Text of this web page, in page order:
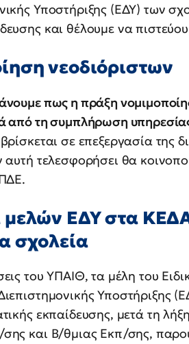
Υποστήριξης (ΕΔΥ) των
και θέλουμε να
νεοδιόριστων
πως η πράξη
από τη συμπλήρωση
σε επεξεργασία της
αυτή τελεσφορήσει θα
ΕΔΥ στα
σχολεία
του ΥΠΑΙΘ, τα μέλη του
Υποστήριξης
εκπαίδευσης, μετά τη
και Β/θμιας Εκπ/σης,